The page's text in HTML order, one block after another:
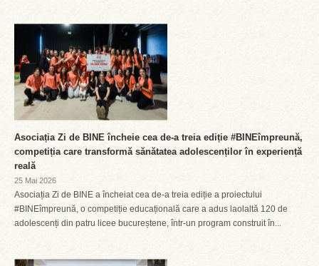
Asociația Zi de BINE încheie cea de-a treia ediție #BINEîmpreună,
competiția care transformă sănătatea adolescenților în experiență
reală
25 Mai 2026
Asociația Zi de BINE a încheiat cea de-a treia ediție a proiectului
#BINEîmpreună, o competiție educațională care a adus laolaltă 120 de
adolescenți din patru licee bucureștene, într-un program construit în...